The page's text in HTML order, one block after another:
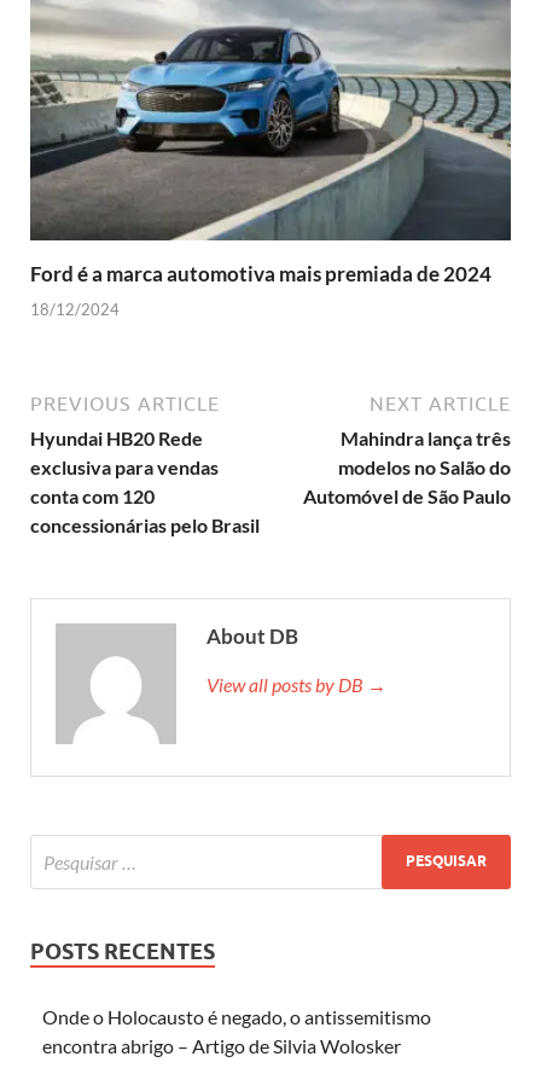
Ford é a marca automotiva mais premiada de 2024
18/12/2024
PREVIOUS ARTICLE
Hyundai HB20 Rede
exclusiva para vendas
conta com 120
concessionárias pelo Brasil
NEXT ARTICLE
Mahindra lança três
modelos no Salão do
Automóvel de São Paulo
About DB
View all posts by DB →
POSTS RECENTES
Onde o Holocausto é negado, o antissemitismo
encontra abrigo – Artigo de Silvia Wolosker